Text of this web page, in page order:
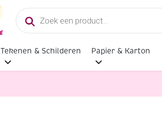
Producten
zoeken
Tekenen & Schilderen Papier & Karton